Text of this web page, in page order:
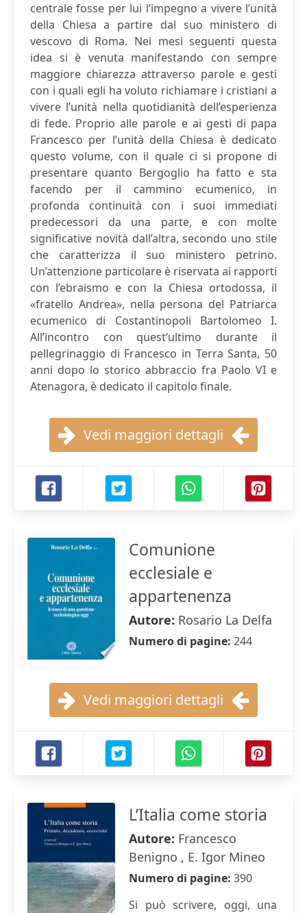
centrale fosse per lui l’impegno a vivere l’unità
della Chiesa a partire dal suo ministero di
vescovo di Roma. Nei mesi seguenti questa
idea si è venuta manifestando con sempre
maggiore chiarezza attraverso parole e gesti
con i quali egli ha voluto richiamare i cristiani a
vivere l’unità nella quotidianità dell’esperienza
di fede. Proprio alle parole e ai gesti di papa
Francesco per l’unità della Chiesa è dedicato
questo volume, con il quale ci si propone di
presentare quanto Bergoglio ha fatto e sta
facendo per il cammino ecumenico, in
profonda continuità con i suoi immediati
predecessori da una parte, e con molte
significative novità dall’altra, secondo uno stile
che caratterizza il suo ministero petrino.
Un’attenzione particolare è riservata ai rapporti
con l’ebraismo e con la Chiesa ortodossa, il
«fratello Andrea», nella persona del Patriarca
ecumenico di Costantinopoli Bartolomeo I.
All’incontro con quest’ultimo durante il
pellegrinaggio di Francesco in Terra Santa, 50
anni dopo lo storico abbraccio fra Paolo VI e
Atenagora, è dedicato il capitolo finale.
Vedi maggiori dettagli
Comunione
ecclesiale e
appartenenza
Autore: Rosario La Delfa
Numero di pagine: 244
Vedi maggiori dettagli
L’Italia come storia
Autore: Francesco
Benigno , E. Igor Mineo
Numero di pagine: 390
Si può scrivere, oggi, una